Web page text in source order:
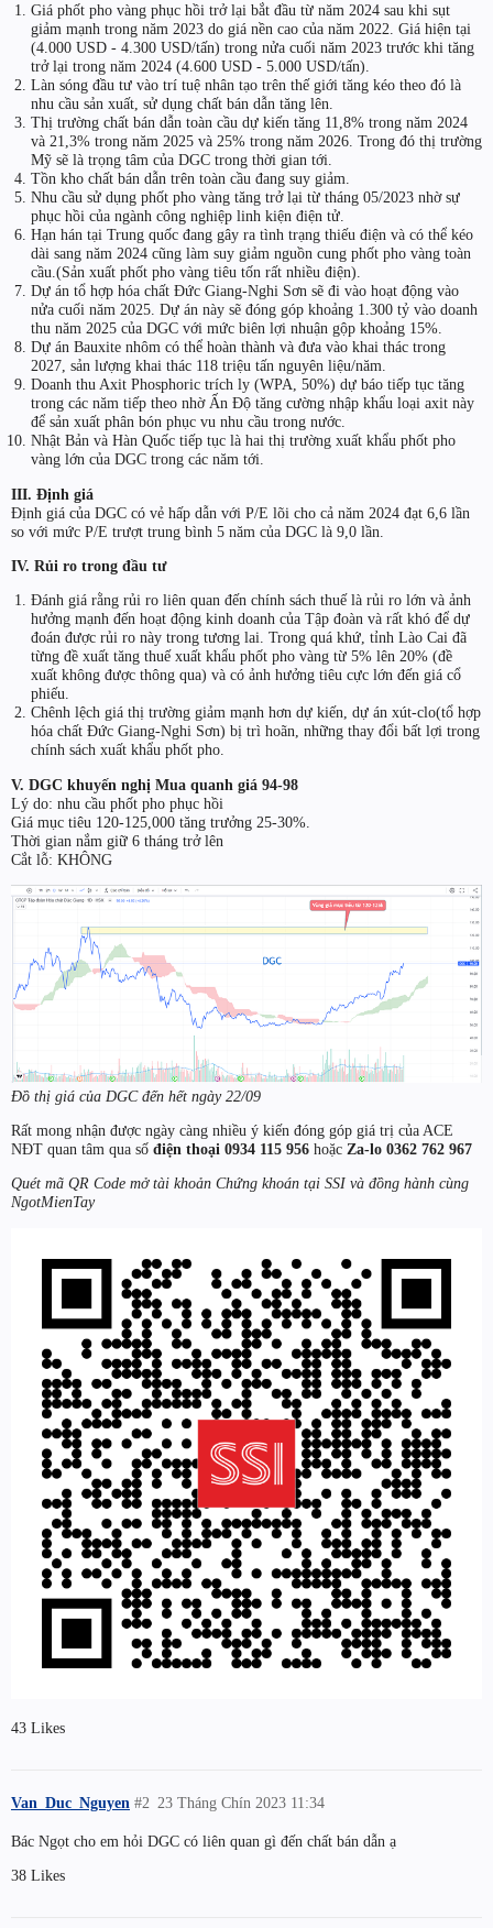
Giá phốt pho vàng phục hồi trở lại bắt đầu từ năm 2024 sau khi sụt
giảm mạnh trong năm 2023 do giá nền cao của năm 2022. Giá hiện tại
(4.000 USD - 4.300 USD/tấn) trong nửa cuối năm 2023 trước khi tăng
trở lại trong năm 2024 (4.600 USD - 5.000 USD/tấn).
Làn sóng đầu tư vào trí tuệ nhân tạo trên thế giới tăng kéo theo đó là
nhu cầu sản xuất, sử dụng chất bán dẫn tăng lên.
Thị trường chất bán dẫn toàn cầu dự kiến tăng 11,8% trong năm 2024
và 21,3% trong năm 2025 và 25% trong năm 2026. Trong đó thị trường
Mỹ sẽ là trọng tâm của DGC trong thời gian tới.
Tồn kho chất bán dẫn trên toàn cầu đang suy giảm.
Nhu cầu sử dụng phốt pho vàng tăng trở lại từ tháng 05/2023 nhờ sự
phục hồi của ngành công nghiệp linh kiện điện tử.
Hạn hán tại Trung quốc đang gây ra tình trạng thiếu điện và có thể kéo
dài sang năm 2024 cũng làm suy giảm nguồn cung phốt pho vàng toàn
cầu.(Sản xuất phốt pho vàng tiêu tốn rất nhiều điện).
Dự án tổ hợp hóa chất Đức Giang-Nghi Sơn sẽ đi vào hoạt động vào
nửa cuối năm 2025. Dự án này sẽ đóng góp khoảng 1.300 tỷ vào doanh
thu năm 2025 của DGC với mức biên lợi nhuận gộp khoảng 15%.
Dự án Bauxite nhôm có thể hoàn thành và đưa vào khai thác trong
2027, sản lượng khai thác 118 triệu tấn nguyên liệu/năm.
Doanh thu Axit Phosphoric trích ly (WPA, 50%) dự báo tiếp tục tăng
trong các năm tiếp theo nhờ Ấn Độ tăng cường nhập khẩu loại axit này
để sản xuất phân bón phục vu nhu cầu trong nước.
Nhật Bản và Hàn Quốc tiếp tục là hai thị trường xuất khẩu phốt pho
vàng lớn của DGC trong các năm tới.
III. Định giá
Định giá của DGC có vẻ hấp dẫn với P/E lõi cho cả năm 2024 đạt 6,6 lần
so với mức P/E trượt trung bình 5 năm của DGC là 9,0 lần.
IV. Rủi ro trong đầu tư
Đánh giá rằng rủi ro liên quan đến chính sách thuế là rủi ro lớn và ảnh
hưởng mạnh đến hoạt động kinh doanh của Tập đoàn và rất khó để dự
đoán được rủi ro này trong tương lai. Trong quá khứ, tỉnh Lào Cai đã
từng đề xuất tăng thuế xuất khẩu phốt pho vàng từ 5% lên 20% (đề
xuất không được thông qua) và có ảnh hưởng tiêu cực lớn đến giá cổ
phiếu.
Chênh lệch giá thị trường giảm mạnh hơn dự kiến, dự án xút-clo(tổ hợp
hóa chất Đức Giang-Nghi Sơn) bị trì hoãn, những thay đổi bất lợi trong
chính sách xuất khẩu phốt pho.
V. DGC khuyến nghị Mua quanh giá 94-98
Lý do: nhu cầu phốt pho phục hồi
Giá mục tiêu 120-125,000 tăng trưởng 25-30%.
Thời gian nắm giữ 6 tháng trở lên
Cắt lỗ: KHÔNG
Đồ thị giá của DGC đến hết ngày 22/09
Rất mong nhận được ngày càng nhiều ý kiến đóng góp giá trị của ACE
NĐT quan tâm qua số điện thoại 0934 115 956 hoặc Za-lo 0362 762 967
Quét mã QR Code mở tài khoản Chứng khoán tại SSI và đồng hành cùng
NgotMienTay
43 Likes
Van_Duc_Nguyen 23 Tháng Chín 2023 11:34
#2
Bác Ngọt cho em hỏi DGC có liên quan gì đến chất bán dẫn ạ
38 Likes